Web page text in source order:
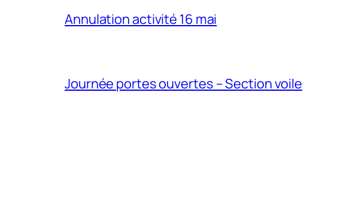
Annulation activité 16 mai
Journée portes ouvertes – Section voile